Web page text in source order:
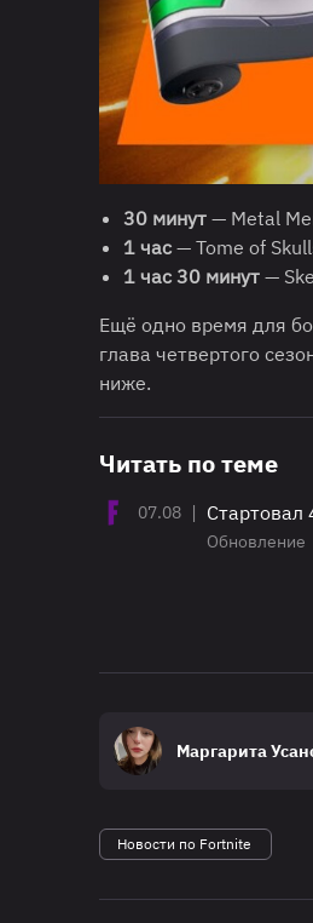
30 минут — Metal
1 час — Tome of
1 час 30 минут —
Ещё одно время для
глава четвертого
ниже.
Читать по теме
07.08 | Стартовал
Обновление
Маргарита
Новости по Fortnite